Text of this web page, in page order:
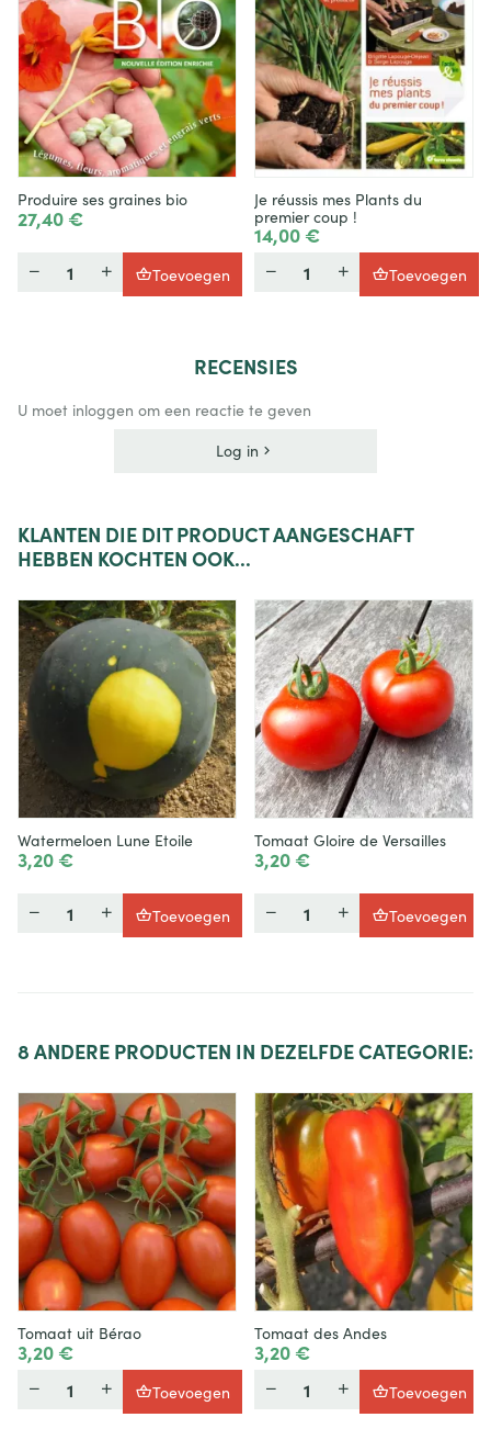
Produire ses graines bio
27,40 €
Hoeveelheid
Toevoegen
Je réussis mes Plants du
premier coup !
14,00 €
Hoeveelheid
Toevoegen
RECENSIES
U moet inloggen om een reactie te geven
Log in
KLANTEN DIE DIT PRODUCT AANGESCHAFT
HEBBEN KOCHTEN OOK...
Watermeloen Lune Etoile
3,20 €
Hoeveelheid
Toevoegen
Tomaat Gloire de Versailles
3,20 €
Hoeveelheid
Toevoegen
8 ANDERE PRODUCTEN IN DEZELFDE CATEGORIE:
Tomaat uit Bérao
3,20 €
Hoeveelheid
Toevoegen
Tomaat des Andes
3,20 €
Hoeveelheid
Toevoegen